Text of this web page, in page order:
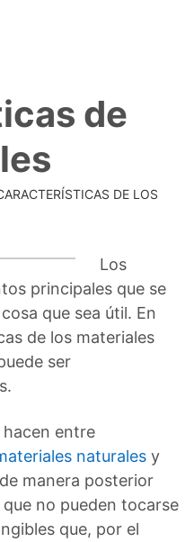
de
DE LOS
Los
principales que se
que sea útil. En
de los materiales
ser
hacen entre
naturales y
manera posterior
no pueden tocarse
que, por el